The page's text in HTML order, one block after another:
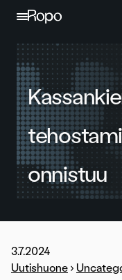
Jatka sisältöön
onnistuu
3.7.2024
Uutishuone ›